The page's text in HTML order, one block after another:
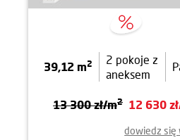
39,12 m2
2 pokoje z
aneksem
13 300 zł/m2 12 630
dowiedz się